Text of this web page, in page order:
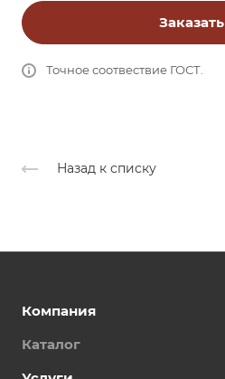
Заказать
Точное соотвествие ГОСТ.
Назад к списку
Компания
Каталог